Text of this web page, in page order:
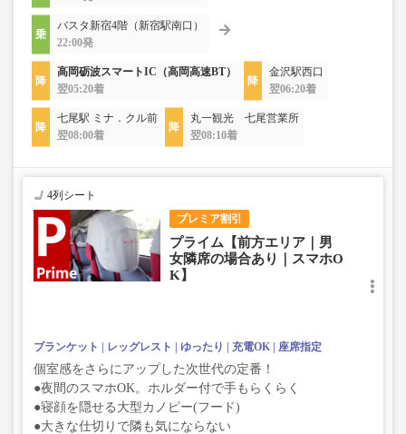
バスタ新宿4階（新宿駅南口）
22:00発
高岡砺波スマートIC（高岡高速BT）
翌05:20着
金沢駅西口
翌06:20着
七尾駅 ミナ．クル前
翌08:00着
丸一観光 七尾営業所
翌08:10着
プレミア割引
4列シート
プライム【前方エリア｜男
女隣席の場合あり｜スマホO
K】
ブランケット レッグレスト ゆったり 充電OK 座席指定
個室感をさらにアップした次世代の定番！
●夜間のスマホOK。ホルダー付で手もらくらく
●寝顔を隠せる大型カノピー(フード)
●大きな仕切りで隣も気にならない